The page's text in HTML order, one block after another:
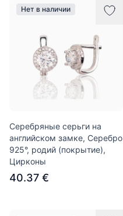
Нет в наличии
Серебряные серьги на
английском замке, Серебро
925°, родий (покрытие),
Цирконы
40.37 €